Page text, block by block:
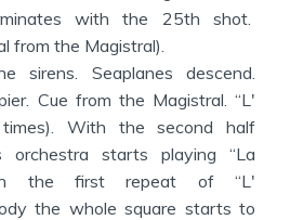
with the 25th shot.
from the Magistral).
sirens. Seaplanes descend.
Cue from the Magistral. “L'
times). With the second half
orchestra starts playing “La
the first repeat of “L'
the whole square starts to